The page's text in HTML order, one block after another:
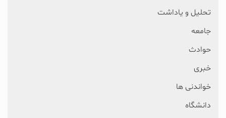
تحلیل و یاداشت
جامعه
حوادث
خبری
خواندنی ها
دانشگاه